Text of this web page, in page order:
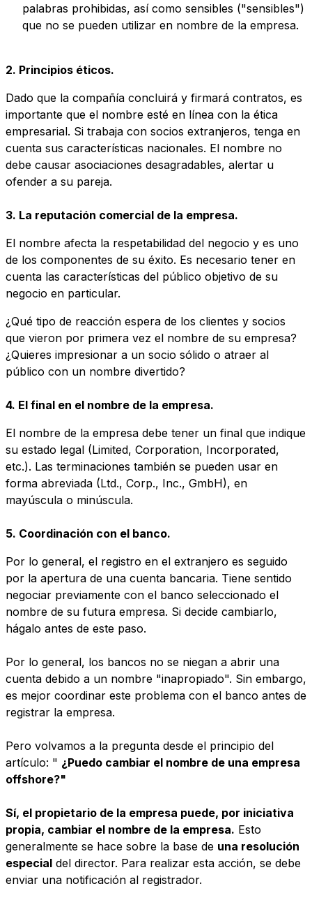
palabras prohibidas, así como sensibles ("sensibles")
que no se pueden utilizar en nombre de la empresa.
2. Principios éticos.
Dado que la compañía concluirá y firmará contratos, es
importante que el nombre esté en línea con la ética
empresarial. Si trabaja con socios extranjeros, tenga en
cuenta sus características nacionales. El nombre no
debe causar asociaciones desagradables, alertar u
ofender a su pareja.
3. La reputación comercial de la empresa.
El nombre afecta la respetabilidad del negocio y es uno
de los componentes de su éxito. Es necesario tener en
cuenta las características del público objetivo de su
negocio en particular.
¿Qué tipo de reacción espera de los clientes y socios
que vieron por primera vez el nombre de su empresa?
¿Quieres impresionar a un socio sólido o atraer al
público con un nombre divertido?
4. El final en el nombre de la empresa.
El nombre de la empresa debe tener un final que indique
su estado legal (Limited, Corporation, Incorporated,
etc.). Las terminaciones también se pueden usar en
forma abreviada (Ltd., Corp., Inc., GmbH), en
mayúscula o minúscula.
5. Coordinación con el banco.
Por lo general, el registro en el extranjero es seguido
por la apertura de una cuenta bancaria. Tiene sentido
negociar previamente con el banco seleccionado el
nombre de su futura empresa. Si decide cambiarlo,
hágalo antes de este paso.
Por lo general, los bancos no se niegan a abrir una
cuenta debido a un nombre "inapropiado". Sin embargo,
es mejor coordinar este problema con el banco antes de
registrar la empresa.
Pero volvamos a la pregunta desde el principio del
artículo: " ¿Puedo cambiar el nombre de una empresa
offshore?"
Sí, el propietario de la empresa puede, por iniciativa
propia, cambiar el nombre de la empresa. Esto
generalmente se hace sobre la base de una resolución
especial del director. Para realizar esta acción, se debe
enviar una notificación al registrador.